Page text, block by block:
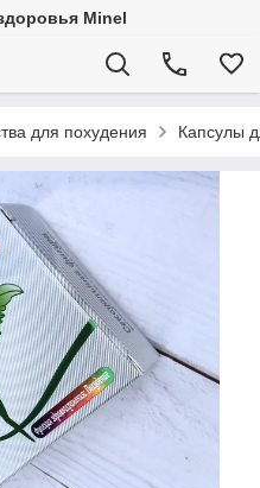
Minel
для похудения Капсулы